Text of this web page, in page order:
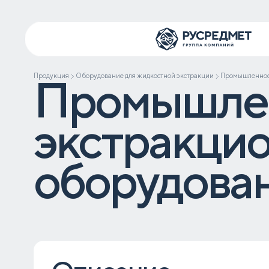
Продукция Оборудование для жидкостной экстракции